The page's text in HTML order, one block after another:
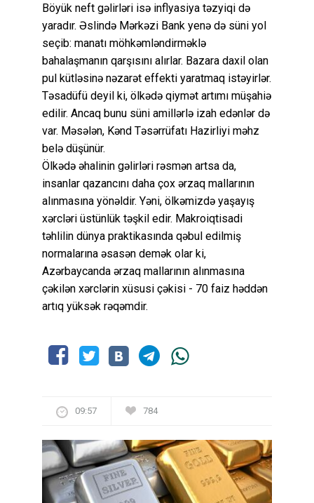
Böyük neft gəlirləri isə inflyasiya təzyiqi də
yaradır. Əslində Mərkəzi Bank yenə də süni yol
seçib: manatı möhkəmləndirməklə
bahalaşmanın qarşısını alırlar. Bazara daxil olan
pul kütləsinə nəzarət effekti yaratmaq istəyirlər.
Təsadüfü deyil ki, ölkədə qiymət artımı müşahiə
edilir. Ancaq bunu süni amillərlə izah edənlər də
var. Məsələn, Kənd Təsərrüfatı Hazirliyi məhz
belə düşünür.
Ölkədə əhalinin gəlirləri rəsmən artsa da,
insanlar qazancını daha çox ərzaq mallarının
alınmasına yönəldir. Yəni, ölkəmizdə yaşayış
xərcləri üstünlük təşkil edir. Makroiqtisadi
təhlilin dünya praktikasında qəbul edilmiş
normalarına əsasən demək olar ki,
Azərbaycanda ərzaq mallarının alınmasına
çəkilən xərclərin xüsusi çəkisi - 70 faiz həddən
artıq yüksək rəqəmdir.
09:57 784